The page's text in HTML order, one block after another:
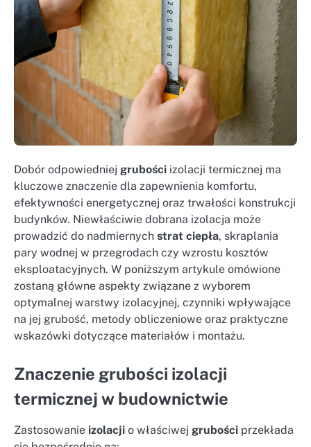
Dobór odpowiedniej grubości izolacji termicznej ma
kluczowe znaczenie dla zapewnienia komfortu,
efektywności energetycznej oraz trwałości konstrukcji
budynków. Niewłaściwie dobrana izolacja może
prowadzić do nadmiernych strat ciepła, skraplania
pary wodnej w przegrodach czy wzrostu kosztów
eksploatacyjnych. W poniższym artykule omówione
zostaną główne aspekty związane z wyborem
optymalnej warstwy izolacyjnej, czynniki wpływające
na jej grubość, metody obliczeniowe oraz praktyczne
wskazówki dotyczące materiałów i montażu.
Znaczenie grubości izolacji
termicznej w budownictwie
Zastosowanie izolacji o właściwej grubości przekłada